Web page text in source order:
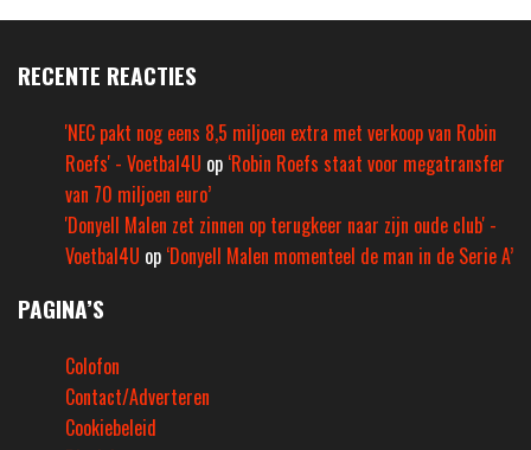
RECENTE REACTIES
'NEC pakt nog eens 8,5 miljoen extra met verkoop van Robin
Roefs' - Voetbal4U op ‘Robin Roefs staat voor megatransfer
van 70 miljoen euro’
'Donyell Malen zet zinnen op terugkeer naar zijn oude club' -
Voetbal4U op ‘Donyell Malen momenteel de man in de Serie A’
PAGINA’S
Colofon
Contact/Adverteren
Cookiebeleid